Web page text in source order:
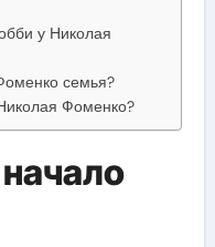
у Николая
семья?
Фоменко?